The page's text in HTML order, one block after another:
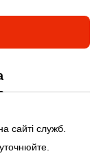
сайті служб.